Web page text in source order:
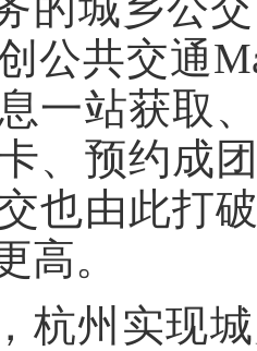
公共交通
一站获取
、预约成
也由此打
高。
杭州实现